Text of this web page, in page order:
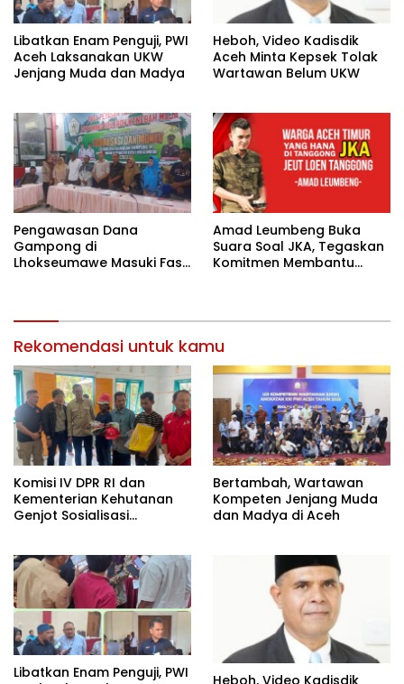
Libatkan Enam Penguji, PWI
Aceh Laksanakan UKW
Jenjang Muda dan Madya
Heboh, Video Kadisdik
Aceh Minta Kepsek Tolak
Wartawan Belum UKW
Pengawasan Dana
Gampong di
Lhokseumawe Masuki Fase
Amad Leumbeng Buka
Suara Soal JKA, Tegaskan
Komitmen Membantu
Rekomendasi untuk kamu
Komisi IV DPR RI dan
Kementerian Kehutanan
Genjot Sosialisasi
Bertambah, Wartawan
Kompeten Jenjang Muda
dan Madya di Aceh
Libatkan Enam Penguji, PWI
Heboh, Video Kadisdik